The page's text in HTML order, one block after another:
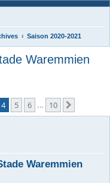
Saison 2020-2021
Waremmien
4 5 6 10
Waremmien